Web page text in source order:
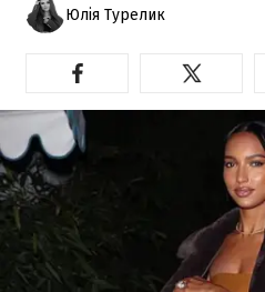
Юлія Турелик